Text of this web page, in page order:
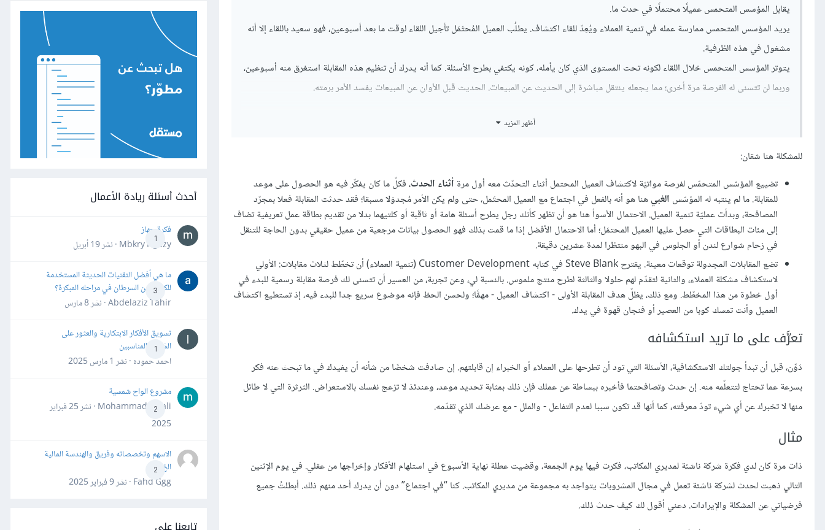
يقابل المؤسس المتحمس عميلًا محتملًا في حدث ما.
يريد المؤسس المتحمس ممارسة عمله في تنمية العملاء ويُعِدّ للقاء اكتشاف. يطلُب العميل المُحتَمَل تأجيل اللقاء لوقت ما بعد أسبوعين، فهو سعيد باللقاء إلا أنه
مشغول في هذه الظرفية.
يتوتر المؤسس المتحمس خلال اللقاء لكونه تحت المستوى الذي كان يأمله، كونه يكتفي بطرح الأسئلة. كما أنه يدرك أن تنظيم هذه المقابلة استغرق منه أسبوعين،
وربما لن تتسنى له الفرصة مرة أخرى؛ مما يجعله ينتقل مباشرة إلى الحديث عن المبيعات. الحديث قبل الأوان عن المبيعات يفسد الأمر برمته.
أظهر المزيد
للمشكلة هنا شقان:
تضييع المؤسّس المتحمّس لفرصة مواتيّة لاكتشاف العميل المحتمل أثناء التحدّث معه أول مرة أثناء الحدث، فكلّ ما كان يفكّر فيه هو الحصول على موعد
للمقابلة. ما لم ينتبه له المؤسّس الغبيهنا هو أنه بالفعل في اجتماع مع العميل المحتَمل، حتى ولم يكن الأمر مُجدوَلا مسبقا؛ فقد حدثت المقابلة فعلا بمجرّد
المصافحة، وبدأت عمليّة تنمية العميل. الاحتمال الأسوأ هنا هو أن تظهر كأنك رجل يطرح أسئلة هامة أو ثاقبة أو كلتيهما بدلا من تقديم بطاقة عمل تعريفية تضاف
إلى مئات البطاقات التي حصل عليها العميل المحتمَل؛ أما الاحتمال الأفضل إذا ما قمت بذلك فهو الحصول بيانات مرجعية من عميل حقيقي بدون الحاجة للتنقل
في زحام شوارع لندن أو الجلوس في البهو منتظرا لمدة عشرين دقيقة.
تضع المقابلات المجدولة توقعات معينة. يقترح Steve Blank في كتابه Customer Development (تنمية العملاء) أن تخطّط لثلاث مقابلات: الأولي
لاستكشاف مشكلة العملاء، والثانية لتقدّم لهم حلولا والثالثة لطرح منتج ملموس. بالنسبة لي، وعن تجربة، من العسير أن تتسنى لك فرصة مقابلة رسمية للبدء في
أول خطوة من هذا المخطّط. ومع ذلك، يظلّ هدف المقابلة الأولى - اكتشاف العميل - مهمًّا؛ ولحسن الحظ فإنه موضوع سريع جدا للبدء فيه، إذ تستطيع اكتشاف
العميل وأنت تمسك كوبا من العصير أو فنجان قهوة في يدك.
تعرَّف على ما تريد استكشافه
دَوِّن، قبل أن تبدأ جولتك الاستكشافية، الأسئلة التي تود أن تطرحها على العملاء أو الخبراء إن قابلتهم. إن صادفت شخصًا من شأنه أن يفيدك في ما تبحث عنه فكر
بسرعة عما تحتاج لتتعلّمه منه. إن حدث وتصافحتما فأخبره ببساطة عن عملك فإن ذلك بمثابة تحديد موعد، وعندئذ لا تزعج نفسك بالاستعراض. الثرثرة التي لا طائل
منها لا تخبرك عن أي شيء تودّ معرفته، كما أنها قد تكون سببا لعدم التفاعل - والملل - مع عرضك الذي تقدّمه.
مثال
ذات مرة كان لدي فكرة شركة ناشئة لمديري المكاتب، فكرت فيها يوم الجمعة، وقضيت عطلة نهاية الأسبوع في استلهام الأفكار وإخراجها من عقلي. في يوم الإثنين
التالي ذهبت لحدث لشركة ناشئة تعمل في مجال المشروبات يتواجد به مجموعة من مديري المكاتب. كنا “في اجتماع” دون أن يدرك أحد منهم ذلك. أبطلتُ جميع
فرضياتي عن المشكلة والإيرادات. دعني أقول لك كيف حدث ذلك.
أحدث أسئلة ريادة الأعمال
1
فكرة جهاز
Mbkry Hgazy · نشر
19 أبريل
3
ما هي أفضل التقنيات الحديثة المستخدمة
للكشف عن السرطان في مراحله المبكرة؟
Abdelaziz Tahir · نشر
8 مارس
1
تسويق الأفكار الابتكارية والعثور على
الشركاء المناسبين
احمد حموده · نشر 1 مارس 2025
2
مشروع الواح شمسية
Mohammad Awali · نشر
25 فبراير
2025
2
الاسهم وتخصصاته وفريق والهندسة المالية
الخ
Fahd Ggg · نشر
9 فبراير 2025